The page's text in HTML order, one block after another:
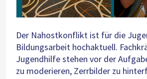
Der Nahostkonflikt ist für die
Bildungsarbeit hochaktuell.
Jugendhilfe stehen vor der
zu moderieren, Zerrbilder zu